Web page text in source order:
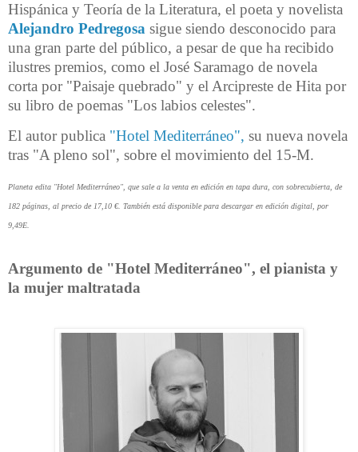
Hispánica y Teoría de la Literatura, el poeta y novelista
Alejandro Pedregosa sigue siendo desconocido para
una gran parte del público, a pesar de que ha recibido
ilustres premios, como el José Saramago de novela
corta por "Paisaje quebrado" y el Arcipreste de Hita por
su libro de poemas "Los labios celestes".
El autor publica "Hotel Mediterráneo", su nueva novela
tras "A pleno sol", sobre el movimiento del 15-M.
Planeta edita "Hotel Mediterráneo", que sale a la venta en edición en tapa dura, con sobrecubierta, de
182 páginas, al precio de 17,10 €. También está disponible para descargar en edición digital, por
9,49E.
Argumento de "Hotel Mediterráneo", el pianista y
la mujer maltratada